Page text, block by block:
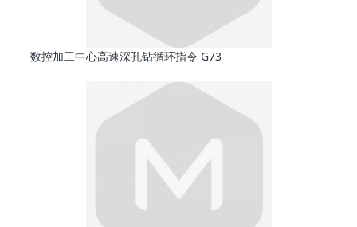
数控加工中心高速深孔钻循环指令 G73